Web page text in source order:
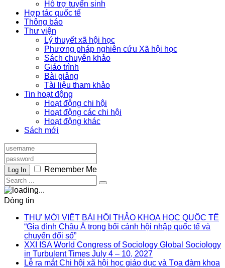
Hỗ trợ tuyển sinh
Hợp tác quốc tế
Thông báo
Thư viện
Lý thuyết xã hội học
Phương pháp nghiên cứu Xã hội học
Sách chuyên khảo
Giáo trình
Bài giảng
Tài liệu tham khảo
Tin hoạt động
Hoạt động chi hội
Hoạt động các chi hội
Hoạt động khác
Sách mới
Log In Remember Me
Dòng tin
THƯ MỜI VIẾT BÀI HỘI THẢO KHOA HỌC QUỐC TẾ
“Gia đình Châu Á trong bối cảnh hội nhập quốc tế và
chuyển đổi số”
XXI ISA World Congress of Sociology Global Sociology
in Turbulent Times July 4 – 10, 2027
Lễ ra mắt Chi hội xã hội học giáo dục và Tọa đàm khoa